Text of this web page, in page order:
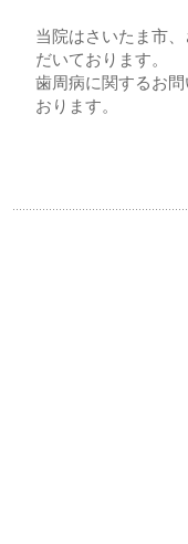
当院はさいたま市
だいております。
歯周病に関するお
おります。